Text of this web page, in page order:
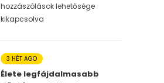
hozzászólások lehetősége
kikapcsolva
3 HÉT AGO
Élete legfájdalmasabb